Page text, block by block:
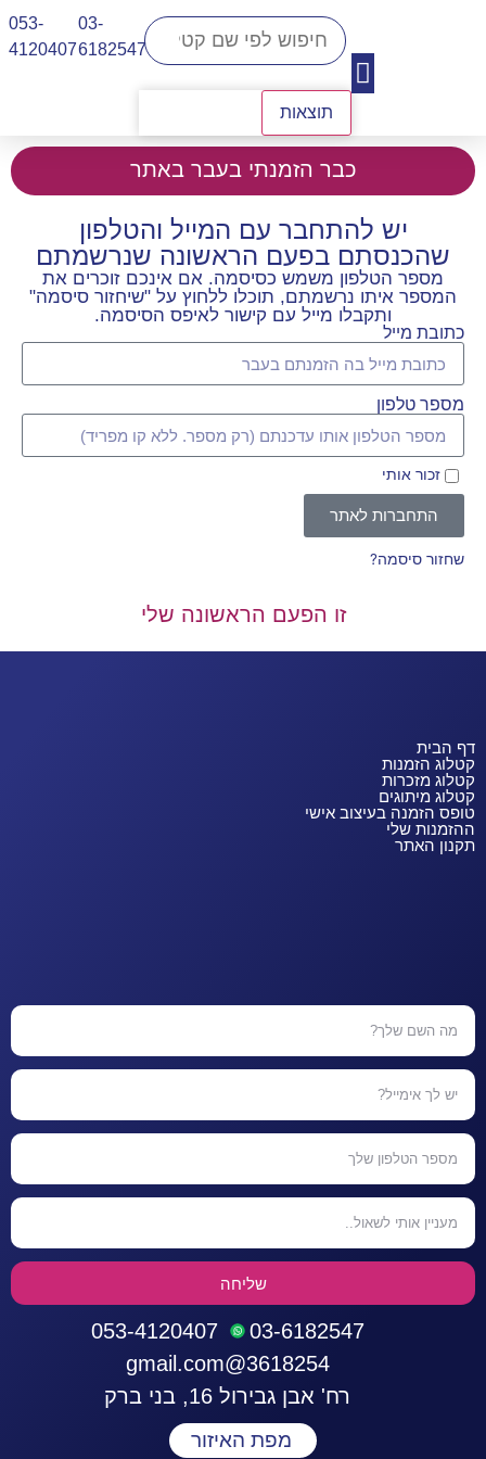
תוצאות
03-
6182547
053-
4120407​
כבר הזמנתי בעבר באתר
זו הפעם הראשונה שלי
יש להתחבר עם המייל והטלפון
שהכנסתם בפעם הראשונה שנרשמתם
מספר הטלפון משמש כסיסמה. אם אינכם זוכרים את
המספר איתו נרשמתם, תוכלו ללחוץ על "שיחזור סיסמה"
ותקבלו מייל עם קישור לאיפס הסיסמה.
כתובת מייל
מספר טלפון
זכור אותי
התחברות לאתר
שחזור סיסמה?
דף הבית
קטלוג הזמנות
קטלוג מזכרות
קטלוג מיתוגים
טופס הזמנה בעיצוב אישי
ההזמנות שלי
תקנון האתר
שליחה
03-6182547
053-4120407
3618254@gmail.com
רח' אבן גבירול 16, בני ברק
מפת האיזור